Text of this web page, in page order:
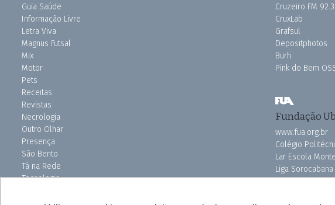
Guia Saúde
Informação Livre
Letra Viva
Magnus Futsal
Mix
Motor
Pets
Receitas
Revistas
Necrologia
Outro Olhar
Presença
São Bento
Tá na Rede
Tecnologia
Uniso Ciência
Cruzeiro FM 92.3
CruxLab
Grafsul
Depositphotos
Burh
Pink do Bem
Fundação
www.fua.org.br
Colégio
Lar Escola
Liga
Vila dos